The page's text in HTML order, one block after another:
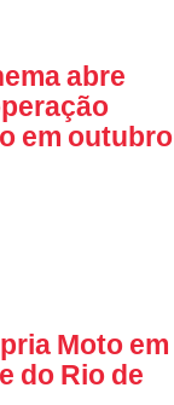
abre
em outubro
Moto em
do Rio de